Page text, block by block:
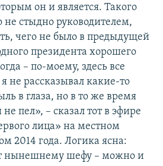
он и является. Такого
стыдно руководителем,
чего не было в предыдущей
президента хорошего
– по-моему, здесь все
не рассказывал какие-то
в глаза, но в то же время
пел», – сказал тот в эфире
лица» на местном
2014 года. Логика ясна:
нынешнему шефу – можно и